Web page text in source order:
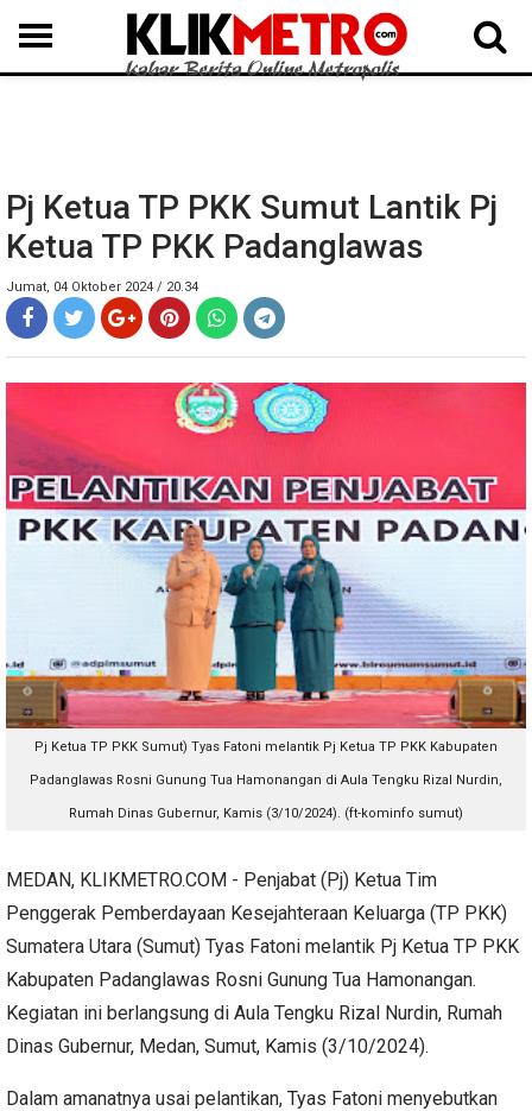
MEDAN LANGKAT DAIRI SAMOSIR TAPUT BATUBARA DELISERDANG
Pj Ketua TP PKK Sumut Lantik Pj
Ketua TP PKK Padanglawas
Jumat, 04 Oktober 2024 / 20.34
Pj Ketua TP PKK Sumut) Tyas Fatoni melantik Pj Ketua TP PKK Kabupaten
Padanglawas Rosni Gunung Tua Hamonangan di Aula Tengku Rizal Nurdin,
Rumah Dinas Gubernur, Kamis (3/10/2024). (ft-kominfo sumut)
MEDAN, KLIKMETRO.COM - Penjabat (Pj) Ketua Tim
Penggerak Pemberdayaan Kesejahteraan Keluarga (TP PKK)
Sumatera Utara (Sumut) Tyas Fatoni melantik Pj Ketua TP PKK
Kabupaten Padanglawas Rosni Gunung Tua Hamonangan.
Kegiatan ini berlangsung di Aula Tengku Rizal Nurdin, Rumah
Dinas Gubernur, Medan, Sumut, Kamis (3/10/2024).
Dalam amanatnya usai pelantikan, Tyas Fatoni menyebutkan